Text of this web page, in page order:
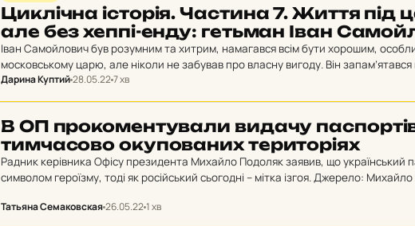
Цик­ліч­на іс­то­рія. Час­ти­на 7. Життя під
але без хеппі-енду: геть­ман Іван
Іван Самойлович був розумним та хитрим, намагався всім бути хорошим,
московському царю, але ніколи не забував про власну вигоду. Він
роки гетьманом “обох берегів”…
Дарина Куптий28.05.227 хв
В ОП про­ко­мен­ту­ва­ли видачу
тим­ча­со­во оку­по­ва­них те­ри­то­рі­ях
Радник керівника Офісу президента Михайло Подоляк заявив, що український
символом героїзму, тоді як російський сьогодні – мітка ізгоя. Джерело:
Татьяна Семаковская26.05.221 хв